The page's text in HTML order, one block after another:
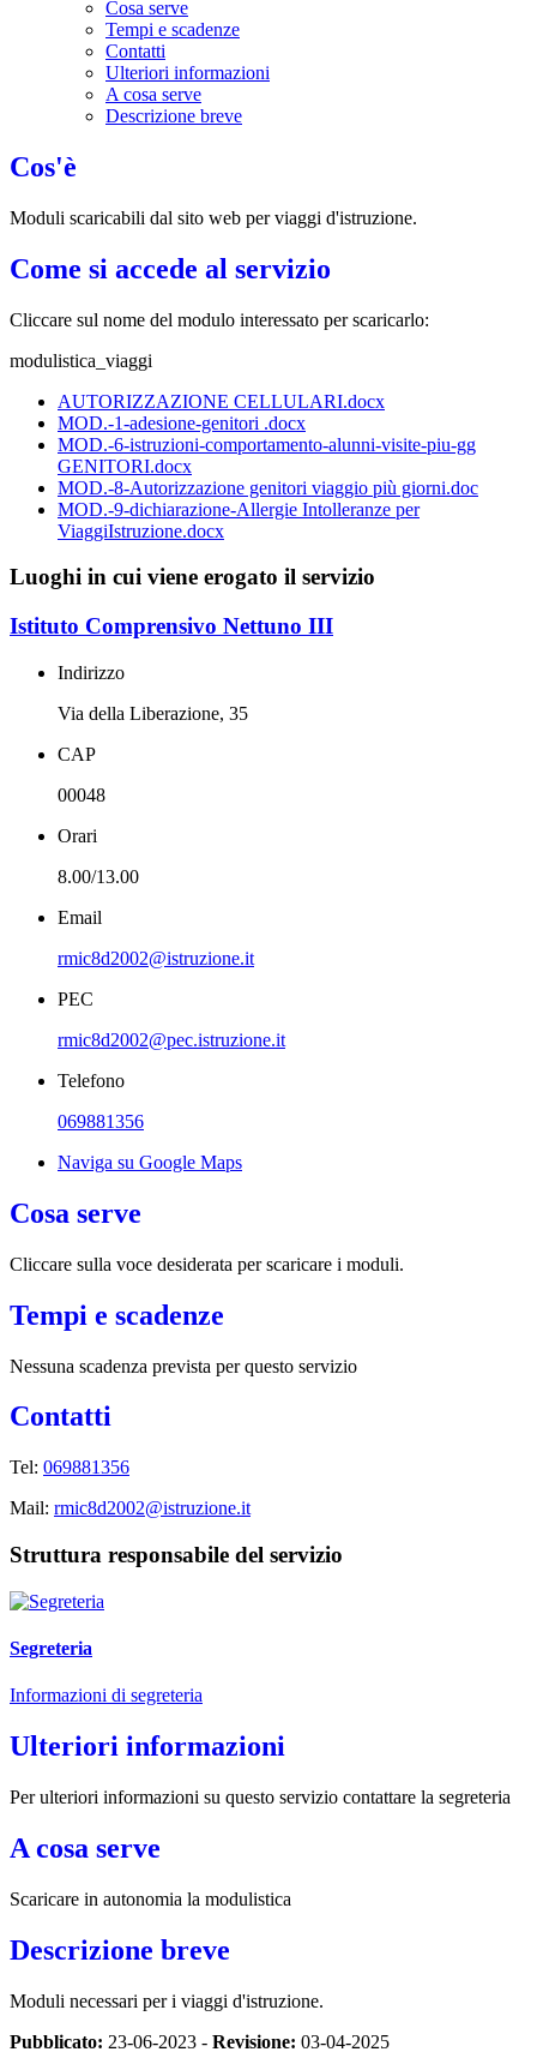
Cosa serve
Tempi e scadenze
Contatti
Ulteriori informazioni
A cosa serve
Descrizione breve
Cos'è
Moduli scaricabili dal sito web per viaggi d'istruzione.
Come si accede al servizio
Cliccare sul nome del modulo interessato per scaricarlo:
modulistica_viaggi
AUTORIZZAZIONE CELLULARI.docx
MOD.-1-adesione-genitori .docx
MOD.-6-istruzioni-comportamento-alunni-visite-piu-gg
GENITORI.docx
MOD.-8-Autorizzazione genitori viaggio più giorni.doc
MOD.-9-dichiarazione-Allergie Intolleranze per
ViaggiIstruzione.docx
Luoghi in cui viene erogato il servizio
Istituto Comprensivo Nettuno III
Indirizzo
Via della Liberazione, 35
CAP
00048
Orari
8.00/13.00
Email
rmic8d2002@istruzione.it
PEC
rmic8d2002@pec.istruzione.it
Telefono
069881356
Naviga su Google Maps
Cosa serve
Cliccare sulla voce desiderata per scaricare i moduli.
Tempi e scadenze
Nessuna scadenza prevista per questo servizio
Contatti
Tel: 069881356
Mail: rmic8d2002@istruzione.it
Struttura responsabile del servizio
Segreteria
Informazioni di segreteria
Ulteriori informazioni
Per ulteriori informazioni su questo servizio contattare la segreteria
A cosa serve
Scaricare in autonomia la modulistica
Descrizione breve
Moduli necessari per i viaggi d'istruzione.
Pubblicato: 23-06-2023 - Revisione: 03-04-2025